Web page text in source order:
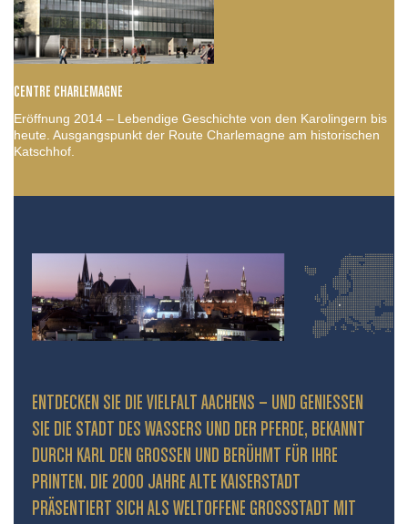
CENTRE CHARLEMAGNE
Eröffnung 2014 – Lebendige Geschichte von den Karolingern bis
heute. Ausgangspunkt der Route Charlemagne am historischen
Katschhof.
ENTDECKEN SIE DIE VIELFALT AACHENS – UND GENIESSEN S
IE DIE STADT DES WASSERS UND DER PFERDE, BEKANNT D
URCH KARL DEN GROSSEN UND BERÜHMT FÜR IHRE PR
INTEN. DIE 2000 JAHRE ALTE KAISERSTADT PR
ÄSENTIERT SICH ALS WELTOFFENE GROSSSTADT MIT HIS